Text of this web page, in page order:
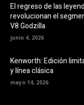
El regreso de las
revolucionan el
V8 Godzilla
junio 4, 2026
Kenworth: Edición
y línea clásica
mayo 14, 2026